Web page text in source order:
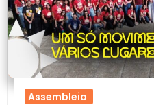
Assembleia